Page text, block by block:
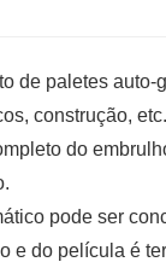
de paletes
construção,
do
pode ser
e do película é